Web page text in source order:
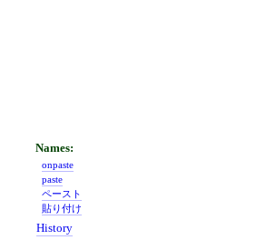
onpaste
paste
ペースト
貼り付け
History